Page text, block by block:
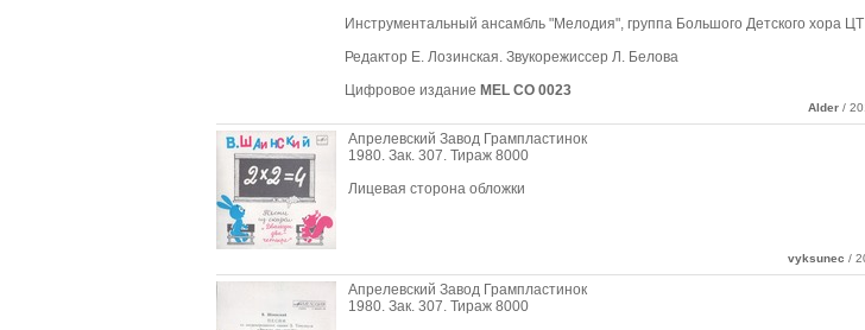
Инструментальный ансамбль "Мелодия", группа Большого Детского хора
Редактор Е. Лозинская. Звукорежиссер Л. Белова
Цифровое издание MEL CO 0023
Alder /
Апрелевский Завод Грампластинок
1980. Зак. 307. Тираж 8000
Лицевая сторона обложки
vyksunec /
Апрелевский Завод Грампластинок
1980. Зак. 307. Тираж 8000